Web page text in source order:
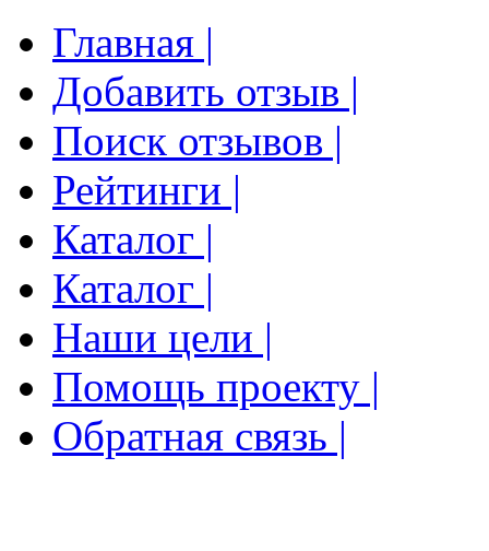
Главная |
Добавить отзыв |
Поиск отзывов |
Рейтинги |
Каталог |
Каталог |
Наши цели |
Помощь проекту |
Обратная связь |